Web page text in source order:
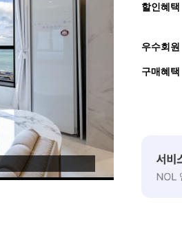
할인혜택
우수회원
구매혜택